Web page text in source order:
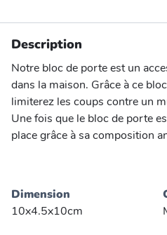
Description
Notre bloc de porte est un
dans la maison. Grâce à ce
limiterez les coups contre un
Une fois que le bloc de porte
place grâce à sa composition
Dimension
10x4.5x10cm